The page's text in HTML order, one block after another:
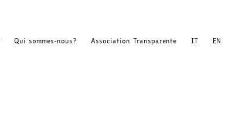
Qui sommes-nous? Association Transparente IT EN